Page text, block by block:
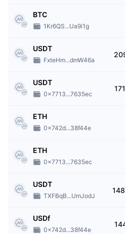
BTC
1Kr6QS...Ua9i1g
USDT
FxteHm...dmW46a
USDT
0x7713...7635ec
ETH
0x742d...38f44e
ETH
0x7713...7635ec
USDT
TXFBqB...UmJodJ
USDf
0x742d...38f44e